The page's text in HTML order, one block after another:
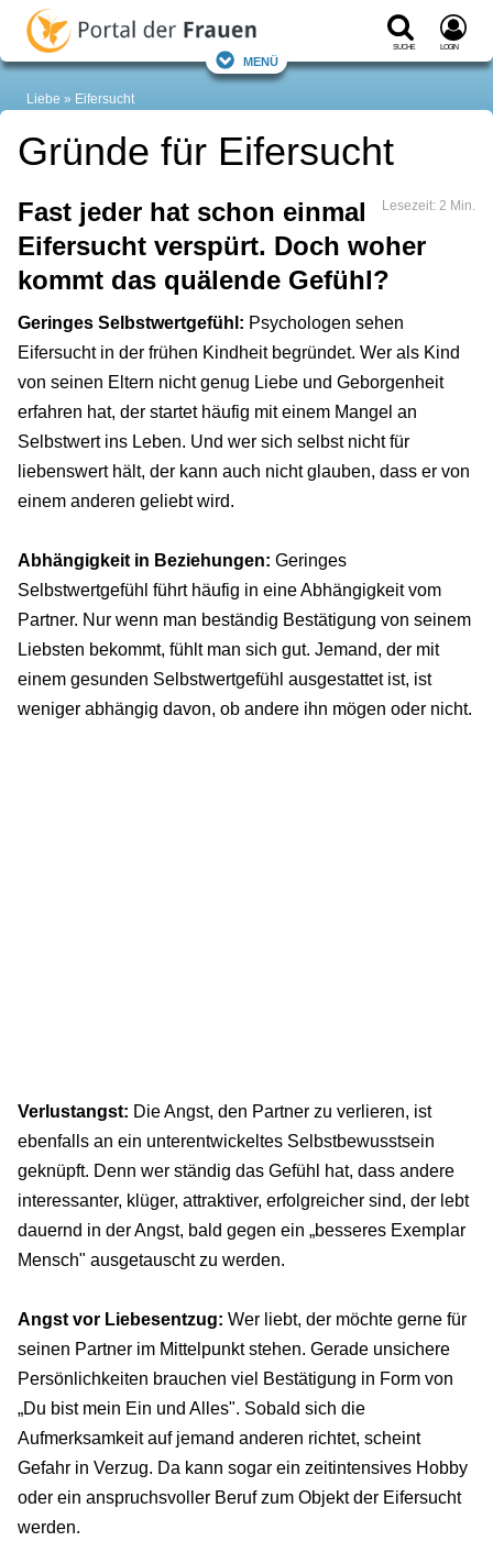
Suche Login
Menü
Liebe Eifersucht
Gründe für Eifersucht
Lesezeit: 2 Min.
Fast jeder hat schon einmal
Eifersucht verspürt. Doch woher
kommt das quälende Gefühl?
Geringes Selbstwertgefühl: Psychologen sehen
Eifersucht in der frühen Kindheit begründet. Wer als Kind
von seinen Eltern nicht genug Liebe und Geborgenheit
erfahren hat, der startet häufig mit einem Mangel an
Selbstwert ins Leben. Und wer sich selbst nicht für
liebenswert hält, der kann auch nicht glauben, dass er von
einem anderen geliebt wird.
Abhängigkeit in Beziehungen: Geringes
Selbstwertgefühl führt häufig in eine Abhängigkeit vom
Partner. Nur wenn man beständig Bestätigung von seinem
Liebsten bekommt, fühlt man sich gut. Jemand, der mit
einem gesunden Selbstwertgefühl ausgestattet ist, ist
weniger abhängig davon, ob andere ihn mögen oder nicht.
Verlustangst: Die Angst, den Partner zu verlieren, ist
ebenfalls an ein unterentwickeltes Selbstbewusstsein
geknüpft. Denn wer ständig das Gefühl hat, dass andere
interessanter, klüger, attraktiver, erfolgreicher sind, der lebt
dauernd in der Angst, bald gegen ein „besseres Exemplar
Mensch" ausgetauscht zu werden.
Angst vor Liebesentzug: Wer liebt, der möchte gerne für
seinen Partner im Mittelpunkt stehen. Gerade unsichere
Persönlichkeiten brauchen viel Bestätigung in Form von
„Du bist mein Ein und Alles". Sobald sich die
Aufmerksamkeit auf jemand anderen richtet, scheint
Gefahr in Verzug. Da kann sogar ein zeitintensives Hobby
oder ein anspruchsvoller Beruf zum Objekt der Eifersucht
werden.